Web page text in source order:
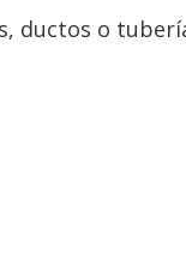
ductos o